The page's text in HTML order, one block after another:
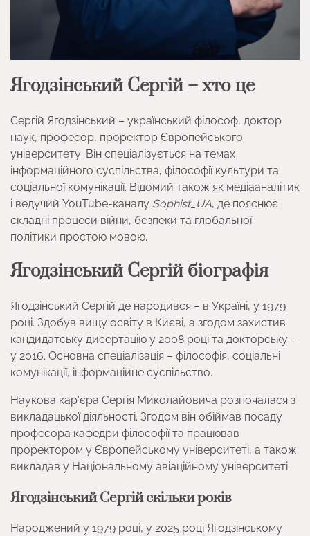
Ягодзінський Сергій – хто це
Сергій Ягодзінський – український філософ, доктор
наук, професор, проректор Європейського
університету. Він спеціалізується на темах
інформаційного суспільства, філософії культури та
соціальної комунікації. Відомий також як медіааналітик
і ведучий YouTube-каналу Sophist_UA, де пояснює
складні процеси війни, безпеки та глобальної
політики простою мовою.
Ягодзінський Сергій біографія
Ягодзінський Сергій де народився – в Україні, у 1979
році. Здобув вищу освіту в Києві, а згодом захистив
кандидатську дисертацію у 2008 році та докторську –
у 2016. Основна спеціалізація – філософія, соціальні
комунікації, інформаційне суспільство.
Наукова кар’єра Сергія Миколайовича розпочалася з
викладацької діяльності. Згодом він обіймав посаду
професора кафедри філософії та працював
проректором у Європейському університеті, а також
викладав у Національному авіаційному університеті.
Ягодзінський Сергій скільки років
Народжений у 1979 році, у 2025 році Ягодзінському